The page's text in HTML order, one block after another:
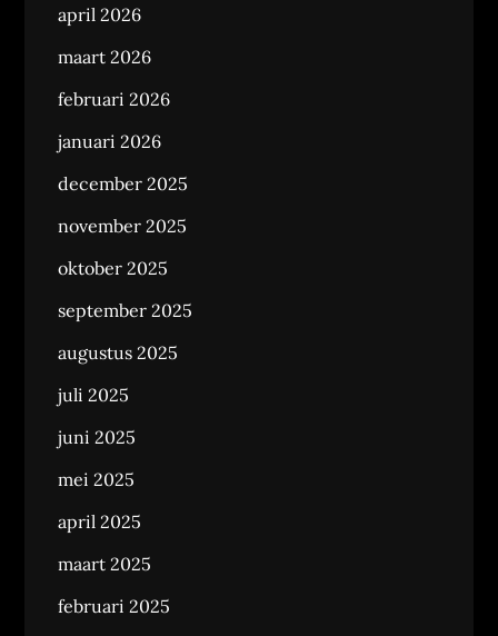
april 2026
maart 2026
februari 2026
januari 2026
december 2025
november 2025
oktober 2025
september 2025
augustus 2025
juli 2025
juni 2025
mei 2025
april 2025
maart 2025
februari 2025